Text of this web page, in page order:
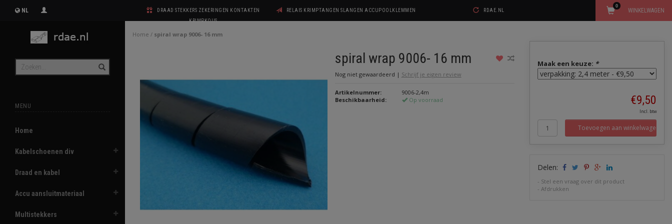
NL
DRAAD STEKKERS ZEKERINGEN KONTAKTEN
KRIMPKOUS
RELAIS KRIMPTANGEN SLANGEN ACCUPOOLKLEMMEN RDAE.NL WINKELWAGEN
0
MENU
Home
Kabelschoenen div
Draad en kabel
Accu aansluitmateriaal
Multistekkers
Home / spiral wrap 9006- 16 mm
spiral wrap 9006- 16 mm
Nog niet gewaardeerd | Schrijf je eigen review
Artikelnummer:
9006-2,4m
Beschikbaarheid:
Op voorraad
Maak een keuze: *
€9,50
Incl. btw
Toevoegen aan winkelwagen
Delen:
- Stel een vraag over dit product
-Afdrukken